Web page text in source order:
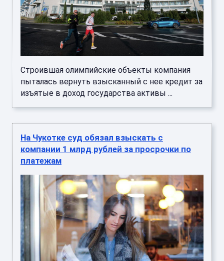
Строившая олимпийские объекты компания
пыталась вернуть взысканный с нее кредит за
изъятые в доход государства активы ...
На Чукотке суд обязал взыскать с
компании 1 млрд рублей за просрочки по
платежам